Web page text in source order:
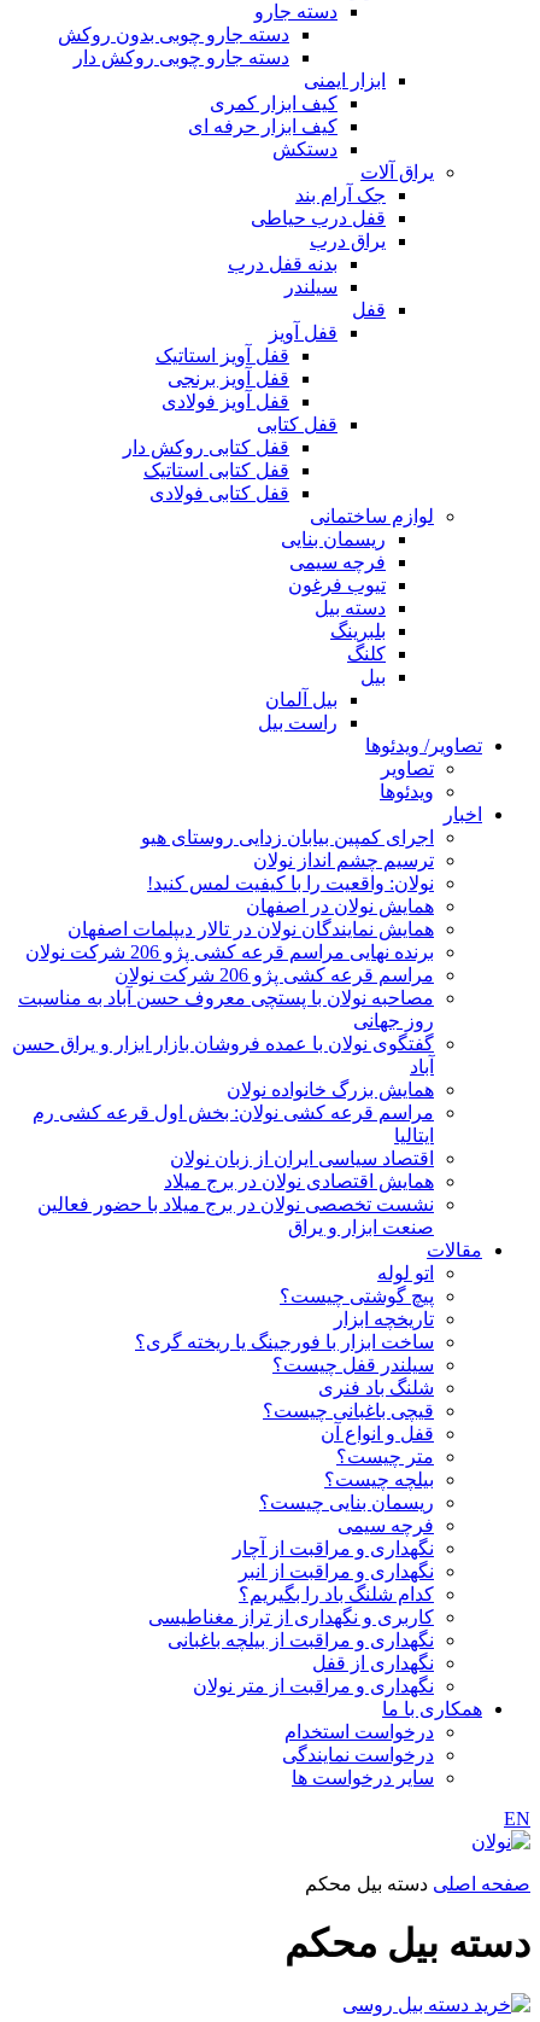
دسته جارو
دسته جارو چوبی بدون روکش
دسته جارو چوبی روکش دار
ابزار ایمنی
کیف ابزار کمری
کیف ابزار حرفه ای
دستکش
یراق آلات
جک آرام بند
قفل درب حیاطی
یراق درب
بدنه قفل درب
سیلندر
قفل
قفل آویز
قفل آویز استاتیک
قفل آویز برنجی
قفل آویز فولادی
قفل کتابی
قفل کتابی روکش دار
قفل کتابی استاتیک
قفل کتابی فولادی
لوازم ساختمانی
ریسمان بنایی
فرچه سیمی
تیوب فرغون
دسته بیل
بلبرينگ
کلنگ
بیل
بیل آلمان
راست بیل
تصاویر/ ویدئوها
تصاویر
ویدئوها
اخبار
اجرای کمپین بیابان زدایی روستای هیو
ترسیم چشم انداز نولان
نولان: واقعیت را با کیفیت لمس کنید!
همایش نولان در اصفهان
همایش نمایندگان نولان در تالار دیپلمات اصفهان
برنده نهایی مراسم قرعه کشی پژو 206 شرکت نولان
مراسم قرعه کشی پژو 206 شرکت نولان
مصاحبه نولان با پستچی معروف حسن آباد به مناسبت
روز جهانی
گفتگوی نولان با عمده فروشان بازار ابزار و یراق حسن
آباد
همایش بزرگ خانواده نولان
مراسم قرعه کشی نولان: بخش اول قرعه کشی رم
ایتالیا
اقتصاد سیاسی ایران از زبان نولان
همایش اقتصادی نولان در برج میلاد
نشست تخصصی نولان در برج میلاد با حضور فعالین
صنعت ابزار و یراق
مقالات
اتو لوله
پیچ گوشتی چیست؟
تاریخچه ابزار
ساخت ابزار با فورجینگ یا ریخته گری؟
سیلندر قفل چیست؟
شلنگ باد فنری
قیچی باغبانی چیست؟
قفل و انواع آن
متر چیست؟
بیلچه چیست؟
ریسمان بنایی چیست؟
فرچه سیمی
نگهداری و مراقبت از آچار
نگهداری و مراقبت از انبر
کدام شلنگ باد را بگیریم؟
کاربری و نگهداری از تراز مغناطیسی
نگهداری و مراقبت از بیلچه باغبانی
نگهداری از قفل
نگهداری و مراقبت از متر نولان
همکاری با ما
درخواست استخدام
درخواست نمایندگی
سایر درخواست ها
EN
صفحه اصلی دسته بیل محکم
دسته بیل محکم